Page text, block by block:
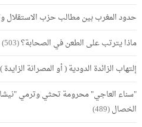
حدود المغرب بين مطالب حزب الاستقلال
ماذا يترتب على الطعن في الصحابة؟(503)
إلتهاب الزائدة الدودية ( أو المصرانة الزايدة )
"سناء العاجي" محرومة تحثي وترمي
الخصال(489)